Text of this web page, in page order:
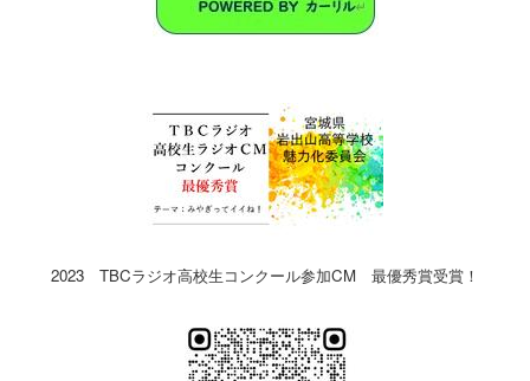
2023 TBCラジオ高校生コンクール参加CM 最優秀賞受賞！